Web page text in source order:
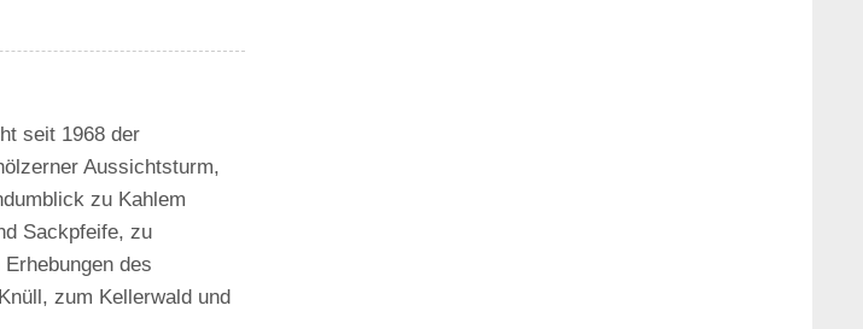
seit 1968 der
Aussichtsturm,
zu Kahlem
Sackpfeife, zu
des
zum Kellerwald und